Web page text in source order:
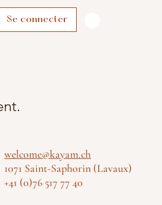
Se connecter
welcome@kayam.ch
1071 Saint-Saphorin (Lavaux)
+41 (0)76 517 77 40